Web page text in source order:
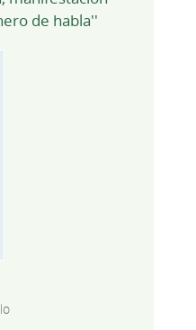
de habla''